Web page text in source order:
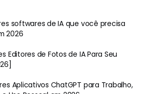
softwares de IA que você precisa
2026
Editores de Fotos de IA Para Seu
Aplicativos ChatGPT para Trabalho,